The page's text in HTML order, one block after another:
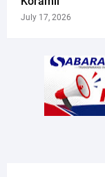
July 17, 2026